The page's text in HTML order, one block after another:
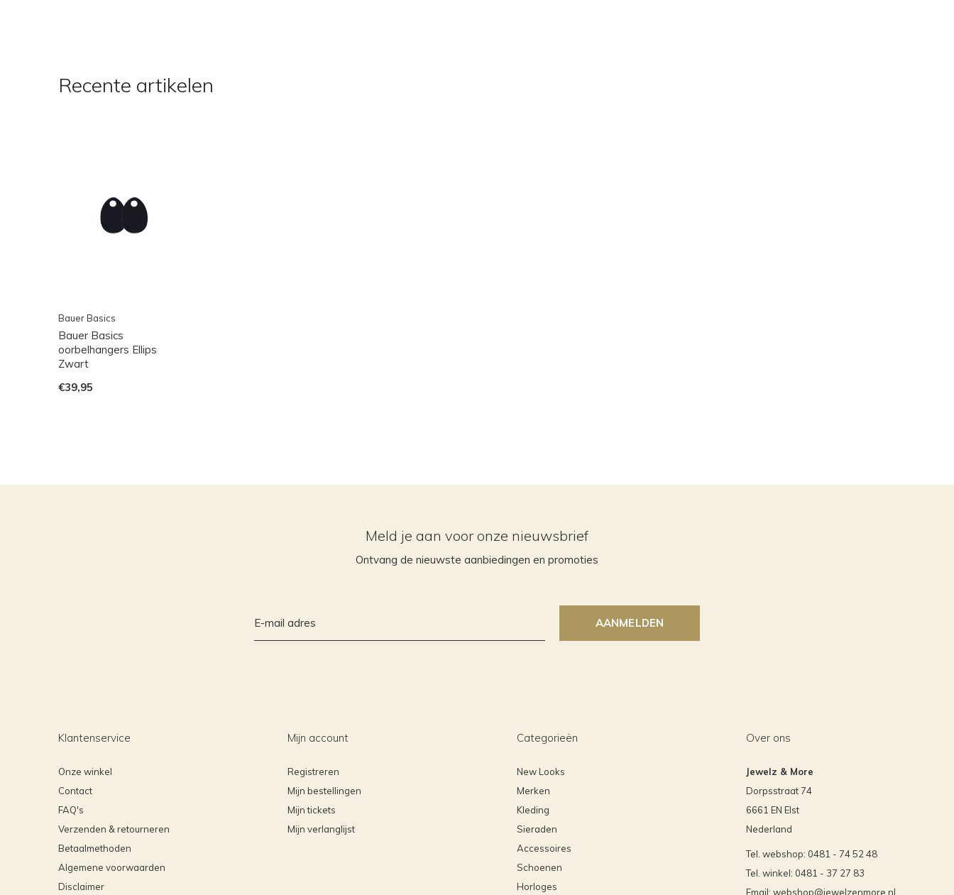
Recente artikelen
Bauer Basics
Bauer Basics
oorbelhangers Ellips
Zwart
€39,95
Meld je aan voor onze nieuwsbrief
Ontvang de nieuwste aanbiedingen en promoties
AANMELDEN
Klantenservice
Onze winkel
Contact
FAQ's
Verzenden & retourneren
Betaalmethoden
Algemene voorwaarden
Disclaimer
Mijn account
Registreren
Mijn bestellingen
Mijn tickets
Mijn verlanglijst
Categorieën
New Looks
Merken
Kleding
Sieraden
Accessoires
Schoenen
Horloges
Over ons
Jewelz & More
Dorpsstraat 74
6661 EN Elst
Nederland
Tel. webshop: 0481 - 74 52 48
Tel. winkel: 0481 - 37 27 83
Email: webshop@jewelzenmore.nl